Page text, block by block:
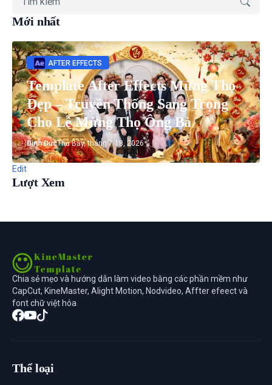
Mới nhất
AFTER EFFECTS
Template After Effects Mừng Thọ
Đẹp – Truyền Thống Sang Trọng
Cho Lễ Mừng Thọ Ông Bà
Đình ĐứcThứ Bảy, tháng 7 18, 2026
Edit
Lượt Xem
Chia sẻ mẹo và hướng dẫn làm video bằng các phần mềm như
CapCut, KineMaster, Alight Motion, Nodvideo, Affter efeect và
font chữ việt hóa
Thể loại